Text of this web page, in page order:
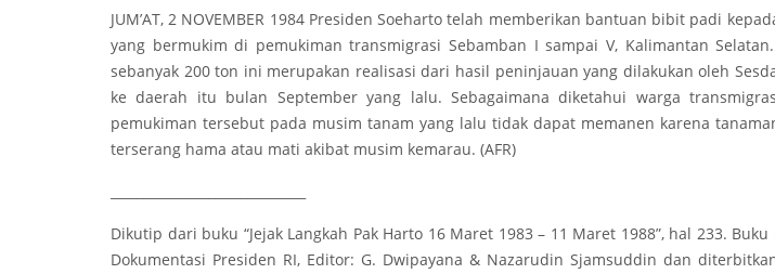
JUM’AT, 2 NOVEMBER 1984 Presiden Soeharto telah memberikan bantuan bibit padi
yang bermukim di pemukiman transmigrasi Sebamban I sampai V, Kalimantan
sebanyak 200 ton ini merupakan realisasi dari hasil peninjauan yang dilakukan oleh
ke daerah itu bulan September yang lalu. Sebagaimana diketahui warga
pemukiman tersebut pada musim tanam yang lalu tidak dapat memanen karena
terserang hama atau mati akibat musim kemarau. (AFR)
Dikutip dari buku “Jejak Langkah Pak Harto 16 Maret 1983 – 11 Maret 1988”, hal 233.
Dokumentasi Presiden RI, Editor: G. Dwipayana & Nazarudin Sjamsuddin dan